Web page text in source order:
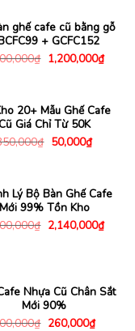
ghế cafe cũ bằng gỗ
BCFC99 + GCFC152
₫ Giá
gốc
1,200,000₫Giá
hiện
20+ Mẫu Ghế Cafe
Giá Chỉ Từ 50K
₫ Giá
gốc
50,000₫Giá
hiện
Lý Bộ Bàn Ghế Cafe
99% Tồn Kho
₫ Giá
gốc
2,140,000₫Giá
hiện
Nhựa Cũ Chân Sắt
Mới 90%
₫ Giá
260,000₫Giá